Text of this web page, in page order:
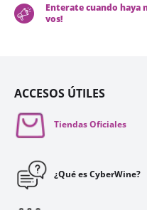
Enterate cuando haya
vos!
ACCESOS ÚTILES
Tiendas Oficiales
¿Qué es CyberWine?